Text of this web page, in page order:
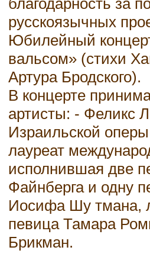
русскоязычных
Юбилейный
вальсом» (стихи
Артура Бродского).
В концерте
артисты: - Феликс
Израильской
лауреат
исполнившая две
Файнберга и одну
Иосифа Шу тмана,
певица Тамара
Брикман.